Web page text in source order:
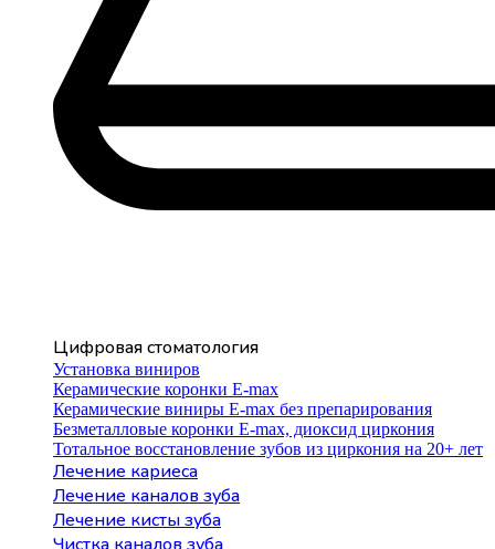
Цифровая стоматология
Установка виниров
Керамические коронки E-max
Керамические виниры E-max без препарирования
Безметалловые коронки Е-max, диоксид циркония
Тотальное восстановление зубов из циркония на 20+ лет
Лечение кариеса
Лечение каналов зуба
Лечение кисты зуба